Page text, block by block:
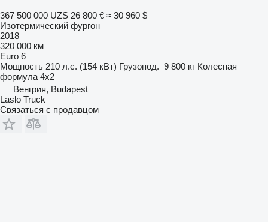
367 500 000 UZS 26 800 € ≈ 30 960 $
Изотермический фургон
2018
320 000 км
Euro 6
Мощность 210 л.с. (154 кВт) Грузопод. 9 800 кг Колесная
формула 4x2
Венгрия, Budapest
Laslo Truck
Связаться с продавцом